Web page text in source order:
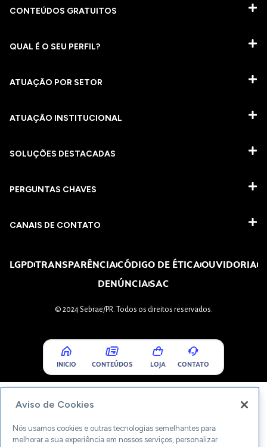
CONTEÚDOS GRATUITOS
QUAL É O SEU PERFIL?
ATUAÇÃO POR SETOR
ATUAÇÃO INSTITUCIONAL
SOLUÇÕES DESTACADAS
PERGUNTAS CHAVES​
CANAIS DE CONTATO
LGPDTRANSPARÊNCIACÓDIGO DE ÉTICAOUVIDORIA
DENÚNCIASAC
© 2024 Sebrae/PR. Todos os direitos reservados.
INICIO CONTEÚDOS LOJA CONTATO
Aviso de Cookies
Nós usamos cookies e outras tecnologias semelhantes para
melhorar a sua experiência em nossos serviços, personalizar